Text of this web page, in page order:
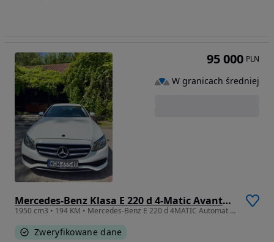
Mercedes-Benz Klasa E 220 d 4-Matic Avantgarde
1950 cm3 • 194 KM • Mercedes-Benz E 220 d 4MATIC Automat 9G-TRONIC | 4x4
Zweryfikowane dane
95 000 PLN
W granicach średniej